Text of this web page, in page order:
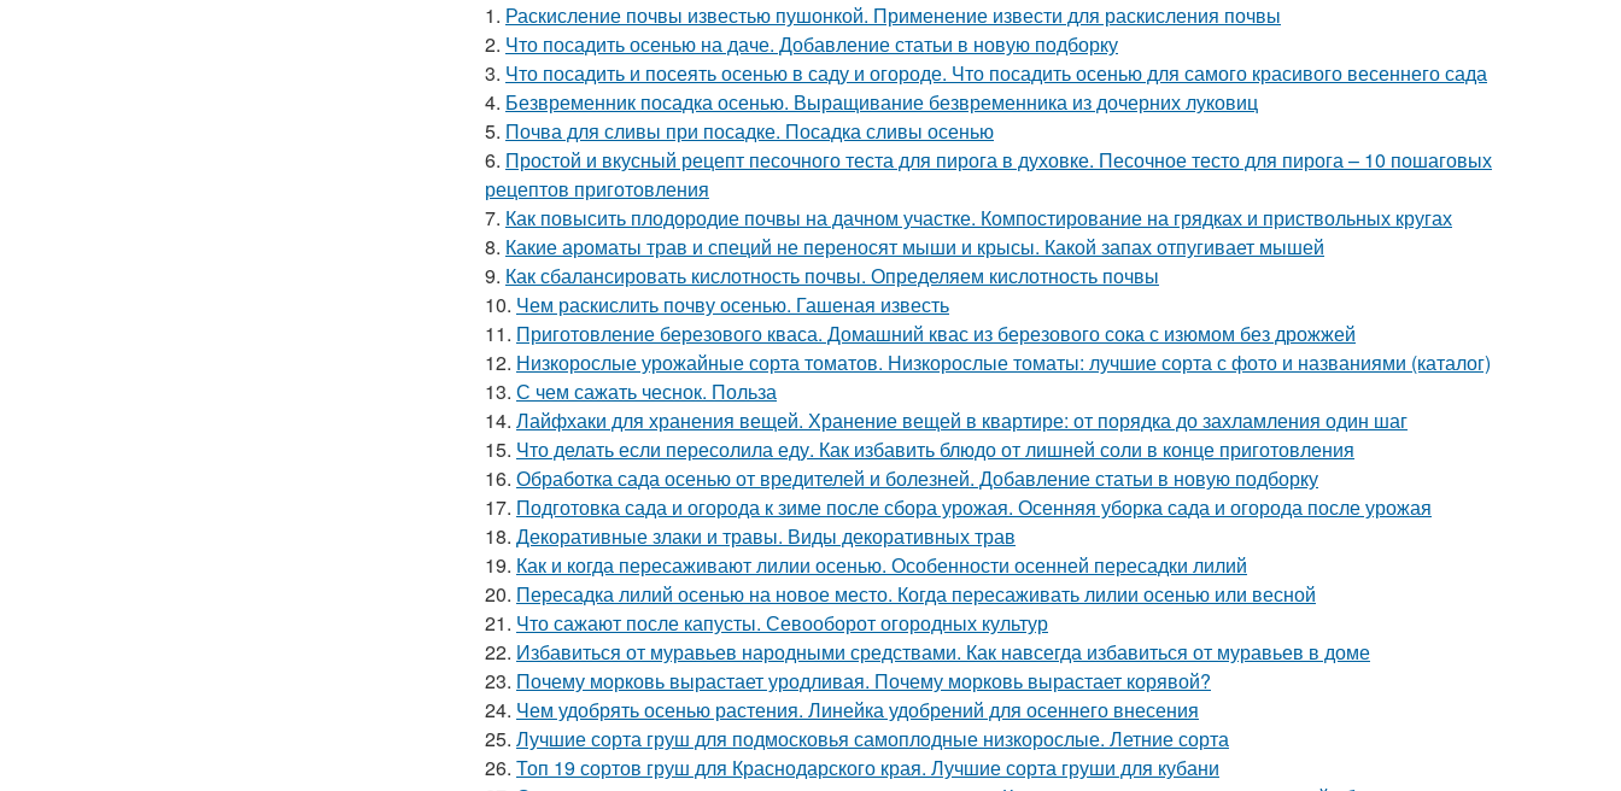
1. Раскисление почвы известью пушонкой. Применение извести для раскисления почвы
2. Что посадить осенью на даче. Добавление статьи в новую подборку
3. Что посадить и посеять осенью в саду и огороде. Что посадить осенью для самого красивого весеннего сада
4. Безвременник посадка осенью. Выращивание безвременника из дочерних луковиц
5. Почва для сливы при посадке. Посадка сливы осенью
6. Простой и вкусный рецепт песочного теста для пирога в духовке. Песочное тесто для пирога – 10 пошаговых
рецептов приготовления
7. Как повысить плодородие почвы на дачном участке. Компостирование на грядках и приствольных кругах
8. Какие ароматы трав и специй не переносят мыши и крысы. Какой запах отпугивает мышей
9. Как сбалансировать кислотность почвы. Определяем кислотность почвы
10. Чем раскислить почву осенью. Гашеная известь
11. Приготовление березового кваса. Домашний квас из березового сока с изюмом без дрожжей
12. Низкорослые урожайные сорта томатов. Низкорослые томаты: лучшие сорта с фото и названиями (каталог)
13. С чем сажать чеснок. Польза
14. Лайфхаки для хранения вещей. Хранение вещей в квартире: от порядка до захламления один шаг
15. Что делать если пересолила еду. Как избавить блюдо от лишней соли в конце приготовления
16. Обработка сада осенью от вредителей и болезней. Добавление статьи в новую подборку
17. Подготовка сада и огорода к зиме после сбора урожая. Осенняя уборка сада и огорода после урожая
18. Декоративные злаки и травы. Виды декоративных трав
19. Как и когда пересаживают лилии осенью. Особенности осенней пересадки лилий
20. Пересадка лилий осенью на новое место. Когда пересаживать лилии осенью или весной
21. Что сажают после капусты. Севооборот огородных культур
22. Избавиться от муравьев народными средствами. Как навсегда избавиться от муравьев в доме
23. Почему морковь вырастает уродливая. Почему морковь вырастает корявой?
24. Чем удобрять осенью растения. Линейка удобрений для осеннего внесения
25. Лучшие сорта груш для подмосковья самоплодные низкорослые. Летние сорта
26. Топ 19 сортов груш для Краснодарского края. Лучшие сорта груши для кубани